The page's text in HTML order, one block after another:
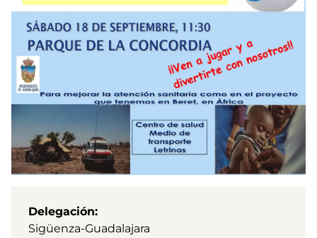
Delegación
Sigüenza-Guadalajara